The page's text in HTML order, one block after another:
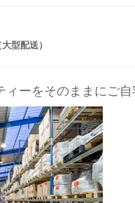
型配送）
ーをそのままにご自